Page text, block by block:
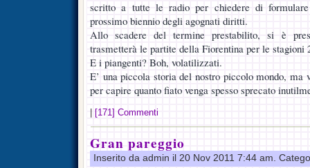
scritto a tutte le radio per chiedere di formulare
prossimo biennio degli agognati diritti.
Allo scadere del termine prestabilito, si è
trasmetterà le partite della Fiorentina per le stagioni
E i piangenti? Boh, volatilizzati.
E’ una piccola storia del nostro piccolo mondo, ma
per capire quanto fiato venga spesso sprecato
[171] Commenti
Gran pareggio
Inserito da admin il 20 Nov 2011 7:44 am.